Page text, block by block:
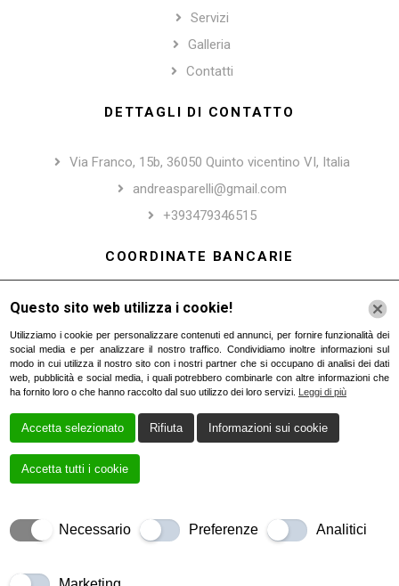
Servizi
Galleria
Contatti
DETTAGLI DI CONTATTO
Via Franco, 15b, 36050 Quinto vicentino VI, Italia
andreasparelli@gmail.com
+393479346515
COORDINATE BANCARIE
IT97 I030 6911 8941 000000 12714
BCITITMMXXX
SEGUICI SU
Privacy Policy
Questo sito web utilizza i cookie!
Utilizziamo i cookie per personalizzare contenuti ed annunci, per fornire funzionalità dei
social media e per analizzare il nostro traffico. Condividiamo inoltre informazioni sul
modo in cui utilizza il nostro sito con i nostri partner che si occupano di analisi dei dati
web, pubblicità e social media, i quali potrebbero combinarle con altre informazioni che
ha fornito loro o che hanno raccolto dal suo utilizzo dei loro servizi. Leggi di più
Accetta selezionato Rifiuta Informazioni sui cookie
Accetta tutti i cookie
Necessario Preferenze Analitici
Salve!